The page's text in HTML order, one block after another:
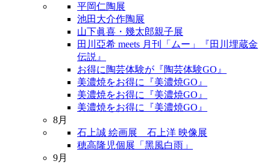
平岡仁陶展
池田大介作陶展
山下眞喜・幾太郎親子展
田川亞希 meets 月刊「ムー」『田川埋蔵金
伝説』
お得に陶芸体験が『陶芸体験GO』
美濃焼をお得に『美濃焼GO』
美濃焼をお得に『美濃焼GO』
美濃焼をお得に『美濃焼GO』
8月
石上誠 絵画展 石上洋 映像展
穂高隆児個展「黑風白雨」
9月